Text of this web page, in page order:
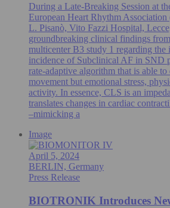
During a Late-Breaking Session at
European Heart Rhythm
L. Pisanò, Vito Fazzi Hospital,
groundbreaking clinical findings
multicenter B3 study 1 regarding
incidence of Subclinical AF in SND
rate-adaptive algorithm that is able
movement but emotional stress,
activity. In essence, CLS is an
translates changes in cardiac
–mimicking a
Image
April 5, 2024
BERLIN, Germany
Press Release
BIOTRONIK Introduces